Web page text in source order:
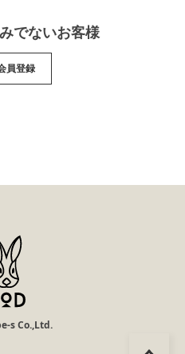
でないお客様
員登録
s Co.,Ltd.